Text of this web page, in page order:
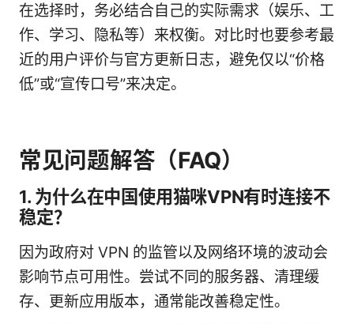
在选择时，务必结合自己的实际需求（娱乐、工
作、学习、隐私等）来权衡。对比时也要参考最
近的用户评价与官方更新日志，避免仅以“价格
低”或“宣传口号”来决定。
常见问题解答（FAQ）
1. 为什么在中国使用猫咪VPN有时连接不
稳定？
因为政府对 VPN 的监管以及网络环境的波动会
影响节点可用性。尝试不同的服务器、清理缓
存、更新应用版本，通常能改善稳定性。